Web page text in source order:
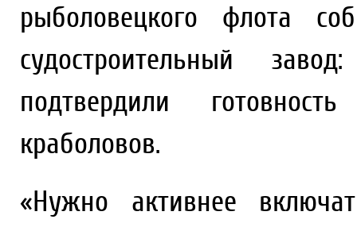
рыболовецкого флота
судостроительный
подтвердили
краболовов.
«Нужно активнее